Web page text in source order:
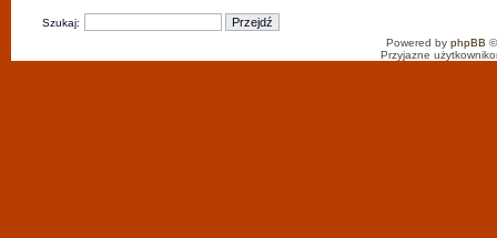
Szukaj:
Powered by phpBB
Przyjazne